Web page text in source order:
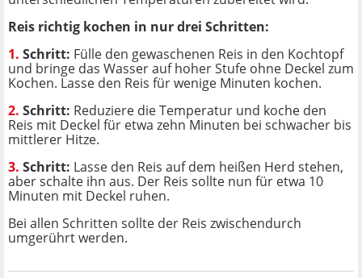
Reis richtig kochen in nur drei Schritten:
1. Schritt: Fülle den gewaschenen Reis in den Kochtopf
und bringe das Wasser auf hoher Stufe ohne Deckel zum
Kochen. Lasse den Reis für wenige Minuten kochen.
2. Schritt: Reduziere die Temperatur und koche den
Reis mit Deckel für etwa zehn Minuten bei schwacher bis
mittlerer Hitze.
3. Schritt: Lasse den Reis auf dem heißen Herd stehen,
aber schalte ihn aus. Der Reis sollte nun für etwa 10
Minuten mit Deckel ruhen.
Bei allen Schritten sollte der Reis zwischendurch
umgerührt werden.